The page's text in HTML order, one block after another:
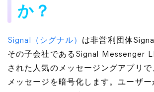
か？
Signal（シグナル） は非営利団体
その子会社であるSignal Messenger
された人気のメッセージングアプリで
メッセージを暗号化します。ユーザー